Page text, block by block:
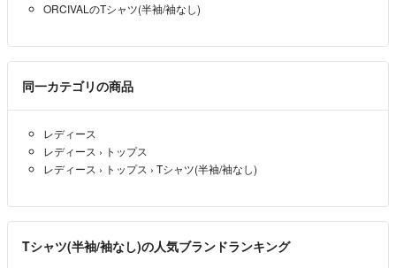
ORCIVALのTシャツ(半袖/袖なし)
同一カテゴリの商品
レディース
レディース › トップス
レディース › トップス › Tシャツ(半袖/袖なし)
Tシャツ(半袖/袖なし)の人気ブランドランキング